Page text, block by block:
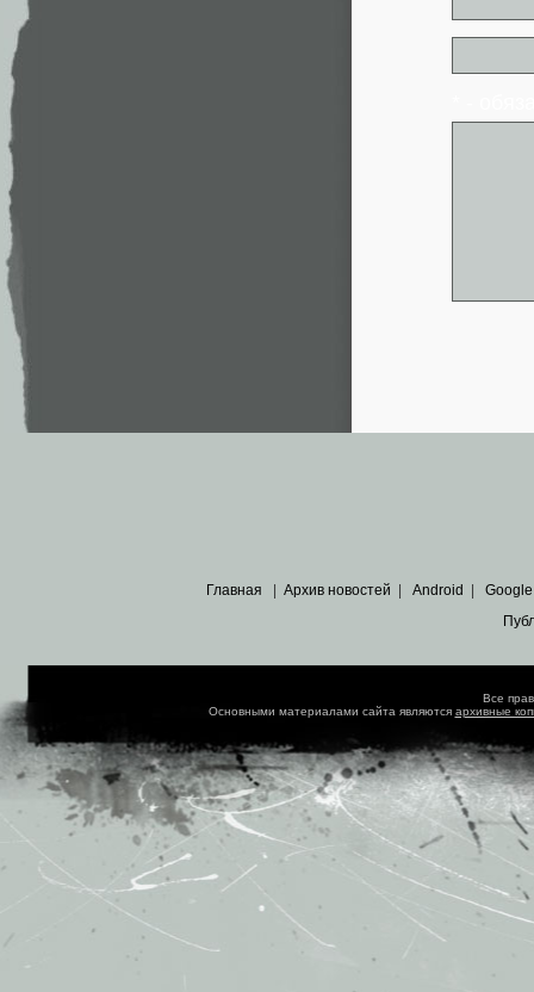
Главная | Архив новостей | Android | Google
Все
Основными материалами сайта являются архивные